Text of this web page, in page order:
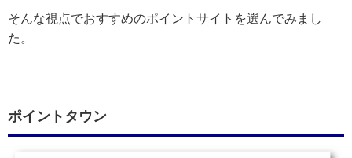
そんな視点でおすすめのポイントサイトを選んでみまし
た。
ポイントタウン